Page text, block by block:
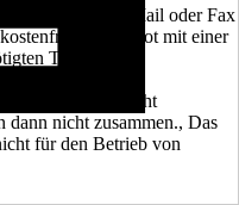
an uns per E-Mail oder Fax
Angebot mit einer
Teile
Eco und FU nicht
dann nicht zusammen., Das
für den Betrieb von